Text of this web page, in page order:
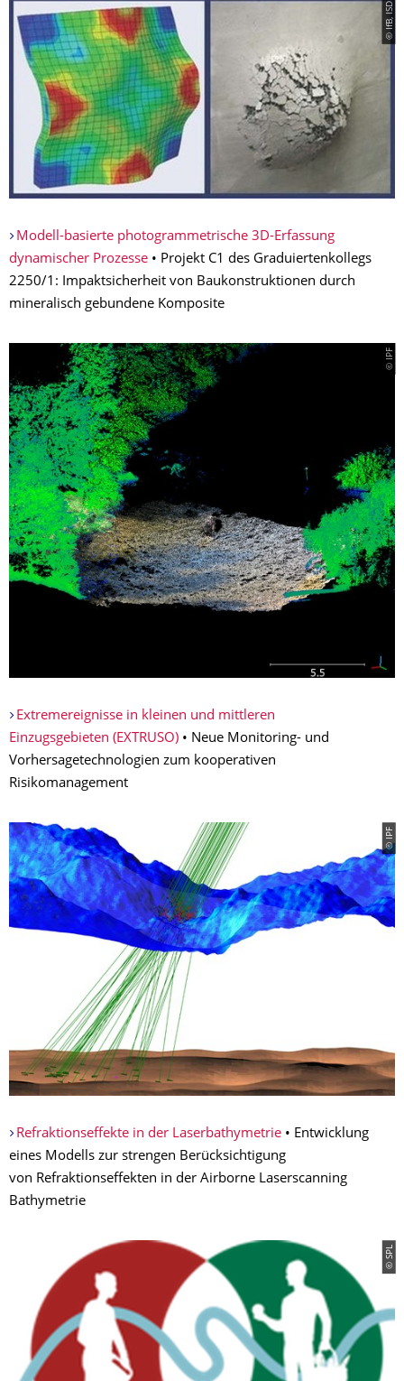
© IfB, ISD
Modell-basierte photogrammetrische 3D-Erfassung
dynamischer Prozesse • Projekt C1 des Graduiertenkollegs
2250/1: Impaktsicherheit von Baukonstruktionen durch
mineralisch gebundene Komposite
© IPF
Extremereignisse in kleinen und mittleren
Einzugsgebieten (EXTRUSO) • Neue Monitoring- und
Vorhersagetechnologien zum kooperativen
Risikomanagement
© IPF
Refraktionseffekte in der Laserbathymetrie• Entwicklung
eines Modells zur strengen Berücksichtigung
von Refraktionseffekten in der Airborne Laserscanning
Bathymetrie
© SPL